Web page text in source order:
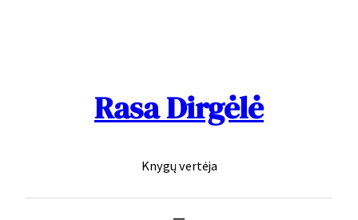
Rasa Dirgėlė
Knygų vertėja